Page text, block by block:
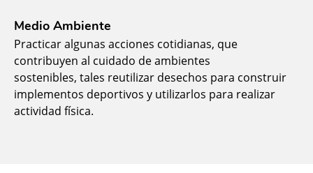
Medio Ambiente
Practicar algunas acciones cotidianas, que
contribuyen al cuidado de ambientes
sostenibles, tales reutilizar desechos para construir
implementos deportivos y utilizarlos para realizar
actividad física.